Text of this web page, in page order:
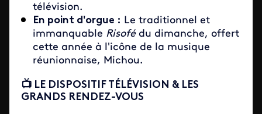
télévision.
En point d'orgue : Le traditionnel et
immanquable Risofédu dimanche, offert
cette année à l'icône de la musique
réunionnaise, Michou.
📺 LE DISPOSITIF TÉLÉVISION & LES
GRANDS RENDEZ-VOUS